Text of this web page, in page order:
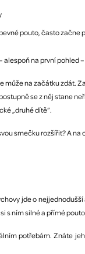
pouto, často
na první
může na začátku
se z něj stane
„druhé dítě“.
smečku rozšířit? A
jde o
s ním silné a přímé
potřebám. Znáte